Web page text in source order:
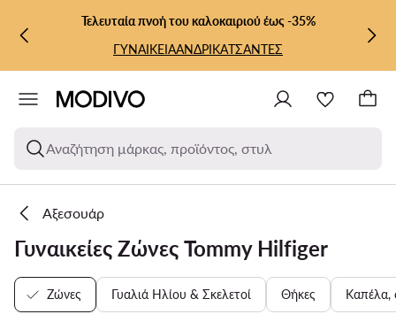
ΜΕΤΆΒΑΣΗ ΣΤΟ ΚΎΡΙΟ ΠΕΡΙΕΧΌΜΕΝΟ
ΜΕΤΆΒΑΣΗ ΣΤΗΝ ΑΝΑΖΉΤΗΣΗ
Τελευταία πνοή του καλοκαιριού έως -35%
ΓΥΝΑΙΚΕΙΑΑΝΔΡΙΚΑΤΣΑΝΤΕΣ
Αναζήτηση μάρκας, προϊόντος, στυλ
Αξεσουάρ
Γυναικείες Ζώνες Tommy Hilfiger
Ζώνες Γυαλιά Ηλίου & Σκελετοί Θήκες Καπέλα,